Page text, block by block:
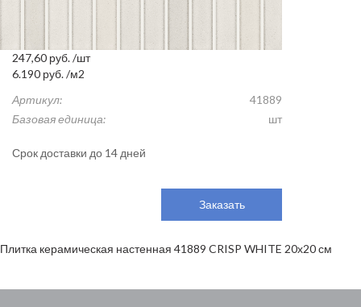
247,60 руб./шт
6.190 руб./м2
Артикул:
41889
Базовая единица:
шт
Срок доставки до 14 дней
Заказать
Плитка керамическая настенная 41889 CRISP WHITE 20х20 см